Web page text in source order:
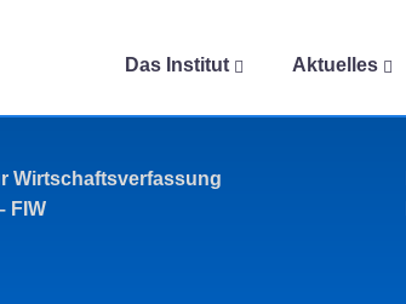
Das Institut Aktuelles
Wirtschaftsverfassung
FIW